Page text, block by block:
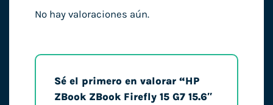
No hay valoraciones aún.
Sé el primero en valorar “HP
ZBook ZBook Firefly 15 G7 15.6″